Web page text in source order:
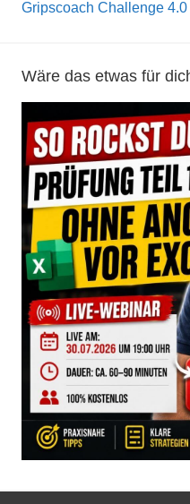
Gripscoach Challenge
Wäre das etwas für